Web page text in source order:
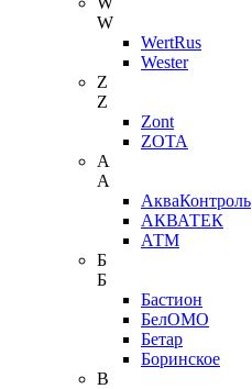
W
WertRus
Wester
Z
Z
Zont
ZOTA
А
А
АкваКонтроль
АКВАТЕК
АТМ
Б
Б
Бастион
БелОМО
Бетар
Боринское
В